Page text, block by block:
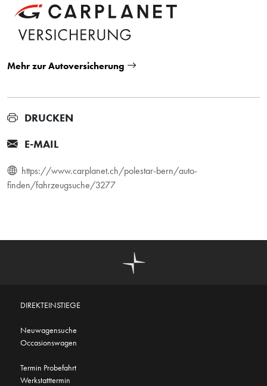
Mehr zur Autoversicherung
DRUCKEN
E-MAIL
https://www.carplanet.ch/polestar-bern/auto-
finden/fahrzeugsuche/3277
DIREKTEINSTIEGE
Neuwagensuche
Occasionswagen
Termin Probefahrt
Werkstatttermin